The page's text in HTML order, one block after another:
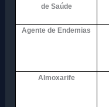
de Saúde
Agente de Endemias
Almoxarife